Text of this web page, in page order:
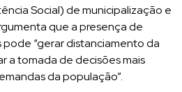
Social) de municipalização e
que a presença de
“gerar distanciamento da
a tomada de decisões mais
da população”.